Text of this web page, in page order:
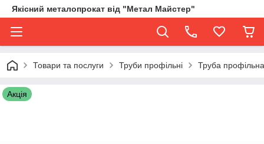
Якісний металопрокат від "Метал Майстер"
Товари та послуги Труби профільні Труба
Акція